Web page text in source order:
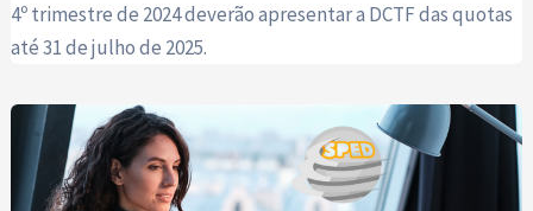
4º trimestre de 2024 deverão apresentar a DCTF das quotas
até 31 de julho de 2025.